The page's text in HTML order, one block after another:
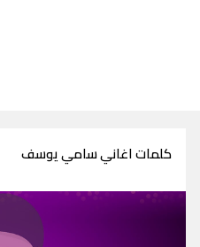
كلمات اغاني سامي يوسف